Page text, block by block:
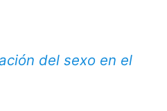
del sexo en el